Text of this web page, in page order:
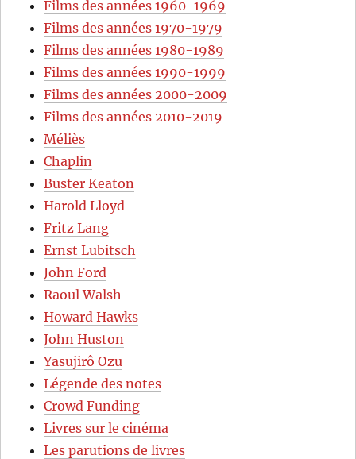
Films des années 1960-1969
Films des années 1970-1979
Films des années 1980-1989
Films des années 1990-1999
Films des années 2000-2009
Films des années 2010-2019
Méliès
Chaplin
Buster Keaton
Harold Lloyd
Fritz Lang
Ernst Lubitsch
John Ford
Raoul Walsh
Howard Hawks
John Huston
Yasujirô Ozu
Légende des notes
Crowd Funding
Livres sur le cinéma
Les parutions de livres